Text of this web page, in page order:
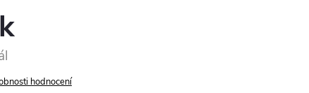
hodnocení